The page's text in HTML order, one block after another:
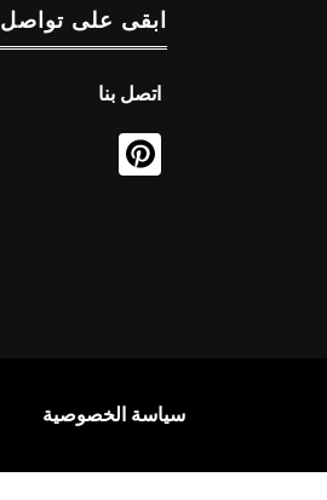
ابقى على تواصل
اتصل بنا
سياسة الخصوصية